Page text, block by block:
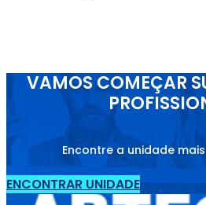
VAMOS COMEÇAR
Encontre a unidade
ENCONTRAR UNIDADE